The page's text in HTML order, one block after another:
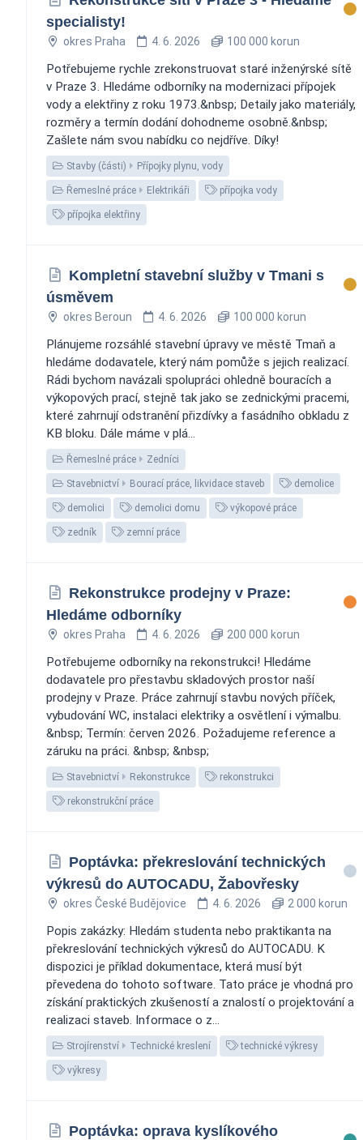
specialisty!
okres Praha 4. 6. 2026 100 000 korun
Potřebujeme rychle zrekonstruovat staré inženýrské sítě
v Praze 3. Hledáme odborníky na modernizaci přípojek
vody a elektřiny z roku 1973.&nbsp; Detaily jako materiály,
rozměry a termín dodání dohodneme osobně.&nbsp;
Zašlete nám svou nabídku co nejdříve. Díky!
Stavby (části) Přípojky plynu, vody
Řemeslné práce Elektrikáři přípojka vody
přípojka elektřiny
Kompletní stavební služby v Tmani s
úsměvem
okres Beroun 4. 6. 2026 100 000 korun
Plánujeme rozsáhlé stavební úpravy ve městě Tmaň a
hledáme dodavatele, který nám pomůže s jejich realizací.
Rádi bychom navázali spolupráci ohledně bouracích a
výkopových prací, stejně tak jako se zednickými pracemi,
které zahrnují odstranění přizdívky a fasádního obkladu z
KB bloku. Dále máme v plá...
Řemeslné práce Zedníci
Stavebnictví Bourací práce, likvidace staveb demolice
demolici demolici domu výkopové práce
zedník zemní práce
Rekonstrukce prodejny v Praze:
Hledáme odborníky
okres Praha 4. 6. 2026 200 000 korun
Potřebujeme odborníky na rekonstrukci! Hledáme
dodavatele pro přestavbu skladových prostor naší
prodejny v Praze. Práce zahrnují stavbu nových příček,
vybudování WC, instalaci elektriky a osvětlení i výmalbu.
&nbsp; Termín: červen 2026. Požadujeme reference a
záruku na práci. &nbsp; &nbsp;
Stavebnictví Rekonstrukce rekonstrukci
rekonstrukční práce
Poptávka: překreslování technických
výkresů do AUTOCADU, Žabovřesky
okres České Budějovice 4. 6. 2026 2 000 korun
Popis zakázky: Hledám studenta nebo praktikanta na
překreslování technických výkresů do AUTOCADU. K
dispozici je příklad dokumentace, která musí být
převedena do tohoto software. Tato práce je vhodná pro
získání praktických zkušeností a znalostí o projektování a
realizaci staveb. Informace o z...
Strojírenství Technické kreslení technické výkresy
výkresy
Poptávka: oprava kyslíkového